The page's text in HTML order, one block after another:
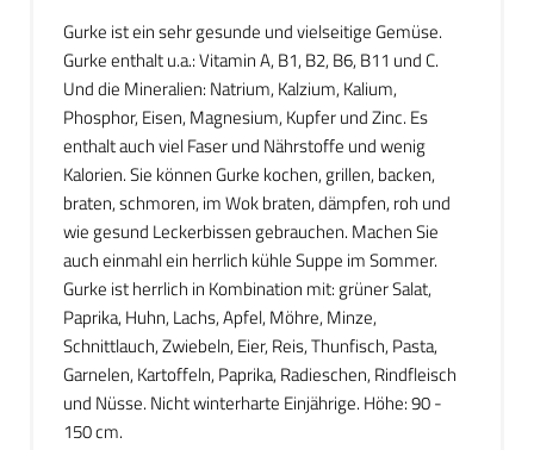
Gurke ist ein sehr gesunde und vielseitige Gemüse.
Gurke enthalt u.a.: Vitamin A, B1, B2, B6, B11 und C.
Und die Mineralien: Natrium, Kalzium, Kalium,
Phosphor, Eisen, Magnesium, Kupfer und Zinc. Es
enthalt auch viel Faser und Nährstoffe und wenig
Kalorien. Sie können Gurke kochen, grillen, backen,
braten, schmoren, im Wok braten, dämpfen, roh und
wie gesund Leckerbissen gebrauchen. Machen Sie
auch einmahl ein herrlich kühle Suppe im Sommer.
Gurke ist herrlich in Kombination mit: grüner Salat,
Paprika, Huhn, Lachs, Apfel, Möhre, Minze,
Schnittlauch, Zwiebeln, Eier, Reis, Thunfisch, Pasta,
Garnelen, Kartoffeln, Paprika, Radieschen, Rindfleisch
und Nüsse. Nicht winterharte Einjährige. Höhe: 90 -
150 cm.